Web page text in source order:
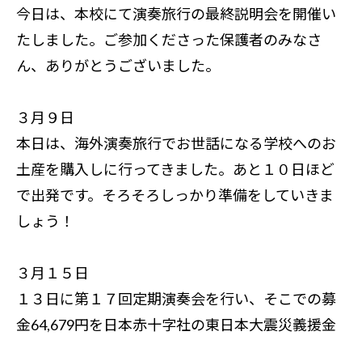
今日は、本校にて演奏旅行の最終説明会を開催い
たしました。ご参加くださった保護者のみなさ
ん、ありがとうございました。
３月９日
本日は、海外演奏旅行でお世話になる学校へのお
土産を購入しに行ってきました。あと１０日ほど
で出発です。そろそろしっかり準備をしていきま
しょう！
３月１５日
１３日に第１７回定期演奏会を行い、そこでの募
金64,679円を日本赤十字社の東日本大震災義援金